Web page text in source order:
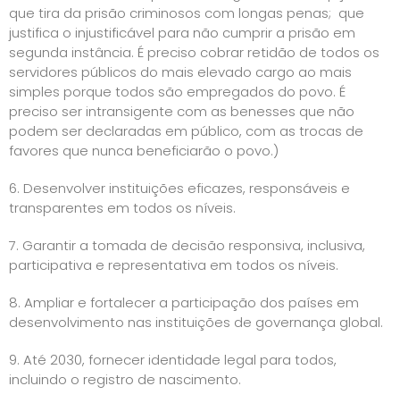
que tira da prisão criminosos com longas penas; que
justifica o injustificável para não cumprir a prisão em
segunda instância. É preciso cobrar retidão de todos os
servidores públicos do mais elevado cargo ao mais
simples porque todos são empregados do povo. É
preciso ser intransigente com as benesses que não
podem ser declaradas em público, com as trocas de
favores que nunca beneficiarão o povo.)
6. Desenvolver instituições eficazes, responsáveis e
transparentes em todos os níveis.
7. Garantir a tomada de decisão responsiva, inclusiva,
participativa e representativa em todos os níveis.
8. Ampliar e fortalecer a participação dos países em
desenvolvimento nas instituições de governança global.
9. Até 2030, fornecer identidade legal para todos,
incluindo o registro de nascimento.